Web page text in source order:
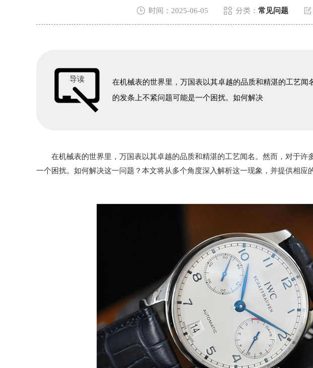
 时间：2025-06-05  分类： 常见问题 
导读
在机械表的世界里，万国表以其卓越的品质和精湛的工艺闻
的发条上不紧问题可能是一个困扰。如何解决
在机械表的世界里，万国表以其卓越的品质和精湛的工艺闻名。然而，对于许
一个困扰。如何解决这一问题？本文将从多个角度深入解析这一现象，并提供相应